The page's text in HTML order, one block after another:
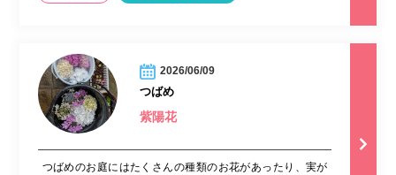
2026/06/09
つばめ
紫陽花
つばめのお庭にはたくさんの種類のお花があったり、実が